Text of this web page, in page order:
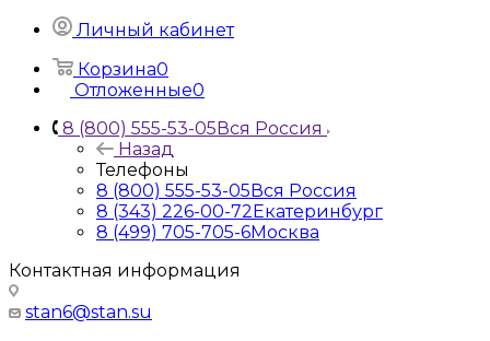
Личный кабинет
Корзина0
Отложенные0
8 (800) 555-53-05Вся Россия
Назад
Телефоны
8 (800) 555-53-05Вся Россия
8 (343) 226-00-72Екатеринбург
8 (499) 705-705-6Москва
Контактная информация
stan6@stan.su